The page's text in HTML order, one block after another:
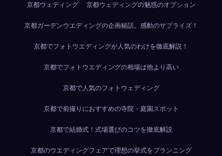
京都ウェディング 京都ウェディングの魅惑のオプション
京都ガーデンウエディングの企画秘話。感動のサプライズ！
京都でフォトウエディングが人気のわけを徹底解説！
京都でフォトウエディングの相場は他より高い
京都で人気のフォトウェディング
京都で前撮りにおすすめの寺院・庭園スポット
京都で結婚式！式場選びのコツを徹底解説
京都のウエディングフェアで理想の挙式をプランニング